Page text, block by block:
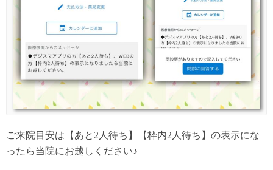
ご来院目安は【あと2人待ち】【枠内2人待ち】の表示にな
ったら当院にお越しください♪